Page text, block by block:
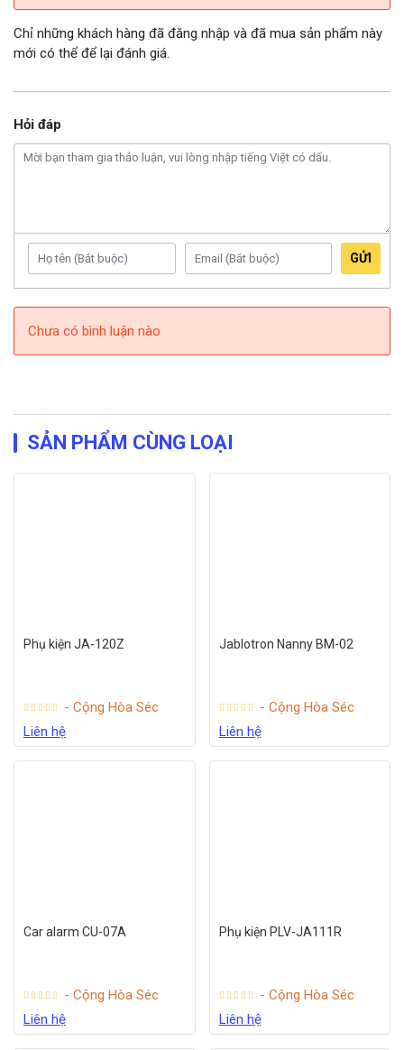
Chỉ những khách hàng đã đăng nhập và đã mua sản phẩm này
mới có thể để lại đánh giá.
Hỏi đáp
GỬI
Chưa có bình luận nào
SẢN PHẨM CÙNG LOẠI
Phụ kiện JA-120Z
- Cộng Hòa Séc
Liên hệ
Jablotron Nanny BM-02
- Cộng Hòa Séc
Liên hệ
Car alarm CU-07A
- Cộng Hòa Séc
Liên hệ
Phụ kiện PLV-JA111R
- Cộng Hòa Séc
Liên hệ